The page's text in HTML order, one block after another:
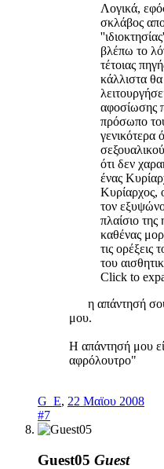
Λογικά,
σκλάβος
βλέπω το
τέτοιας
κάλλιστα
αφοσίωσης
πρόσωπο
γενικότερα
ότι δεν
ένας
Κυρίαρχος,
τον
πλαίσιο της
καθένας
τις ορέξεις
του
Click to
η απάντησή σου
μου.
Η απάντησή μου
αφρόλουτρο"
G_E, 22 Μαϊου 2008
#7
Guest05 Guest